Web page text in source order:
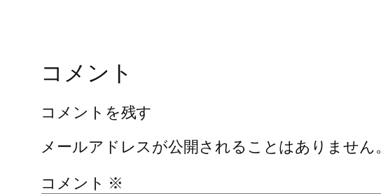
コメント
コメントを残す
メールアドレスが公開されることはありません。
コメント ※